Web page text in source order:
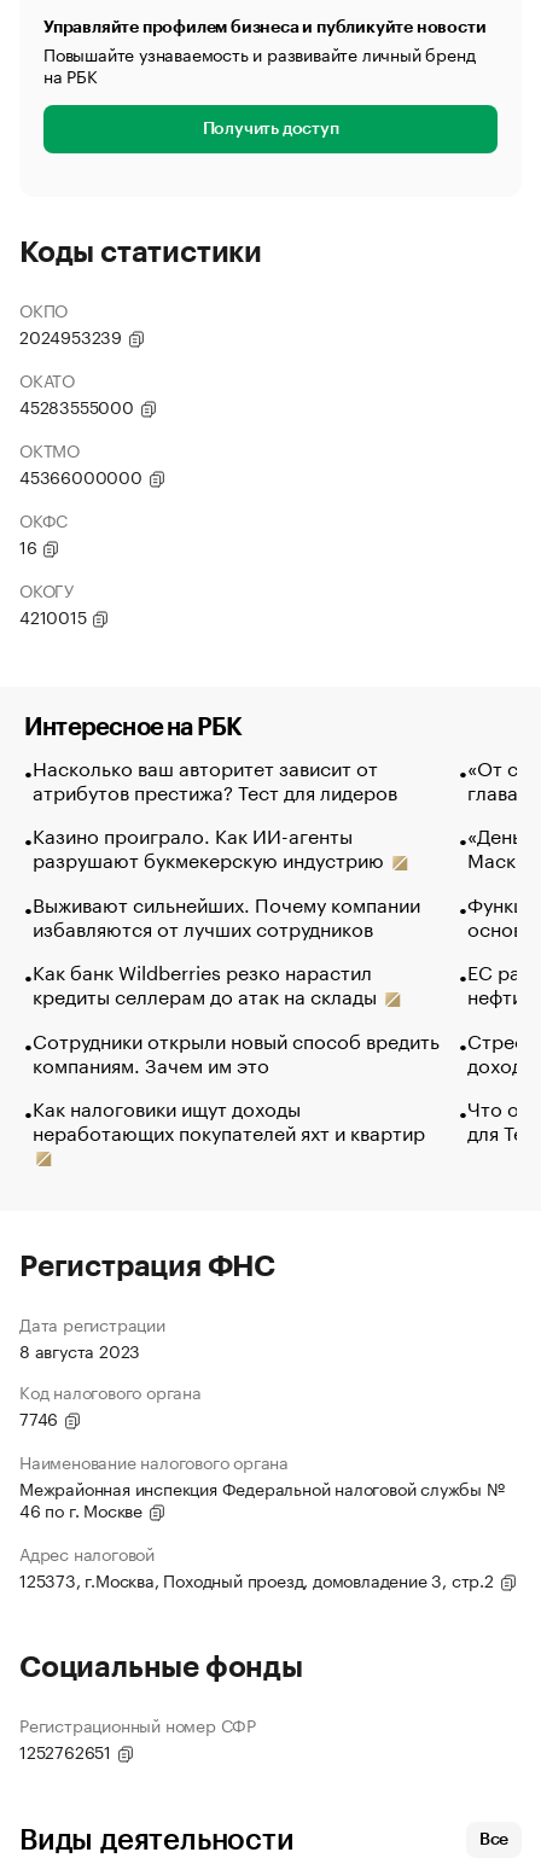
Управляйте профилем бизнеса и публикуйте новости
Повышайте узнаваемость и развивайте личный бренд
на РБК
Получить доступ
Коды статистики
ОКПО
2024953239
ОКАТО
45283555000
ОКТМО
45366000000
ОКФС
16
ОКОГУ
4210015
Интересное на РБК
Насколько ваш авторитет зависит от
атрибутов престижа? Тест для лидеров
Казино проиграло. Как ИИ-агенты
разрушают букмекерскую индустрию
Выживают сильнейших. Почему компании
избавляются от лучших сотрудников
Как банк Wildberries резко нарастил
кредиты селлерам до атак на склады
Сотрудники открыли новый способ вредить
компаниям. Зачем им это
Как налоговики ищут доходы
неработающих покупателей яхт и квартир
«От
глава
Маск в
основ
ЕС
нефти
Что
для
Регистрация ФНС
Дата регистрации
8 августа 2023
Код налогового органа
7746
Наименование налогового органа
Межрайонная инспекция Федеральной налоговой службы №
46 по г. Москве
Адрес налоговой
125373, г.Москва, Походный проезд, домовладение 3, стр.2
Социальные фонды
Регистрационный номер СФР
1252762651
Виды деятельности Все